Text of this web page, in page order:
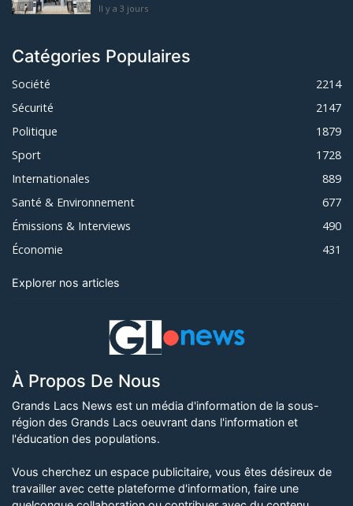
Il y a 3 jours
Catégories Populaires
Société
2214
Sécurité
2147
Politique
1879
Sport
1728
Internationales
889
Santé & Environnement
677
Émissions & Interviews
490
Économie
431
Explorer nos articles
À Propos De Nous
Grands Lacs News est un média d'information de la sous-
région des Grands Lacs oeuvrant dans l'information et
l'éducation des populations.
Vous cherchez un espace publicitaire, vous êtes désireux de
travailler avec cette plateforme d'information, faire une